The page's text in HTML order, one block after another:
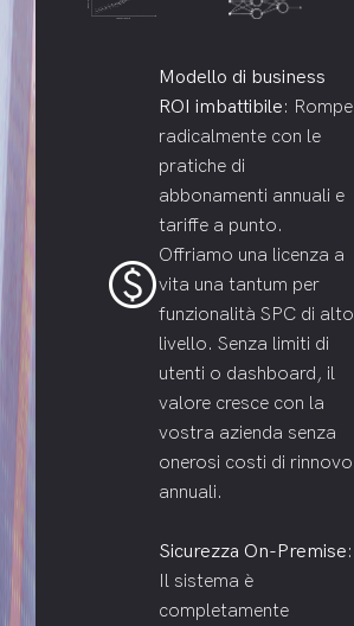
paid
Modello di business
ROI imbattibile: Rompe
radicalmente con le
pratiche di
abbonamenti annuali e
tariffe a punto.
Offriamo una licenza a
vita una tantum per
funzionalità SPC di alto
livello. Senza limiti di
utenti o dashboard, il
valore cresce con la
vostra azienda senza
onerosi costi di rinnovo
annuali.
Sicurezza On-Premise:
Il sistema è
completamente